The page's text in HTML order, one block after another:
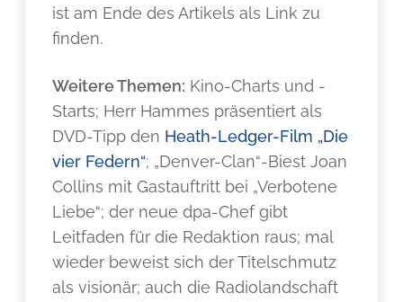
ist am Ende des Artikels als Link zu
finden.
Weitere Themen: Kino-Charts und -
Starts; Herr Hammes präsentiert als
DVD-Tipp den Heath-Ledger-Film „Die
vier Federn“; „Denver-Clan“-Biest Joan
Collins mit Gastauftritt bei „Verbotene
Liebe“; der neue dpa-Chef gibt
Leitfaden für die Redaktion raus; mal
wieder beweist sich der Titelschmutz
als visionär; auch die Radiolandschaft